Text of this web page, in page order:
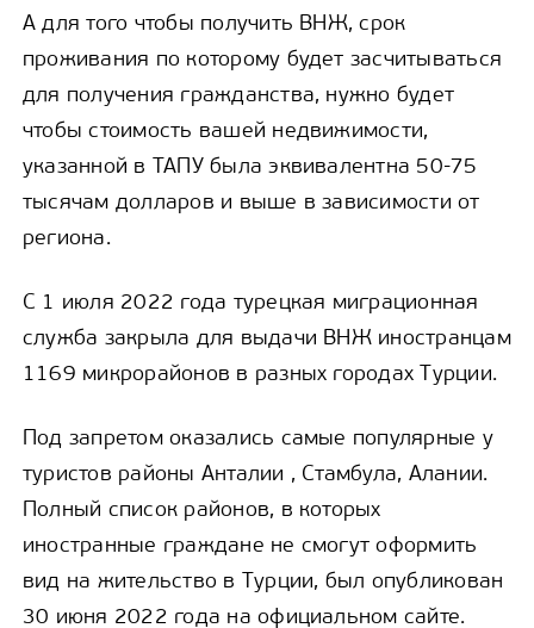
А для того чтобы получить ВНЖ, срок
проживания по которому будет засчитываться
для получения гражданства, нужно будет
чтобы стоимость вашей недвижимости,
указанной в ТАПУ была эквивалентна 50-75
тысячам долларов и выше в зависимости от
региона.
С 1 июля 2022 года турецкая миграционная
служба закрыла для выдачи ВНЖ иностранцам
1169 микрорайонов в разных городах Турции.
Под запретом оказались самые популярные у
туристов районы Анталии , Стамбула, Алании.
Полный список районов, в которых
иностранные граждане не смогут оформить
вид на жительство в Турции, был опубликован
30 июня 2022 года на официальном сайте.